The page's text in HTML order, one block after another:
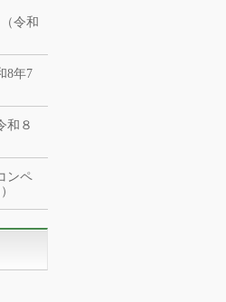
年7
和８
ンペ